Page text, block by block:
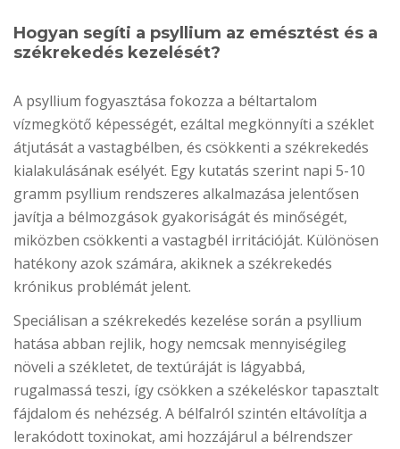
Hogyan segíti a psyllium az emésztést és a
székrekedés kezelését?
A psyllium fogyasztása fokozza a béltartalom
vízmegkötő képességét, ezáltal megkönnyíti a széklet
átjutását a vastagbélben, és csökkenti a székrekedés
kialakulásának esélyét. Egy kutatás szerint napi 5-10
gramm psyllium rendszeres alkalmazása jelentősen
javítja a bélmozgások gyakoriságát és minőségét,
miközben csökkenti a vastagbél irritációját. Különösen
hatékony azok számára, akiknek a székrekedés
krónikus problémát jelent.
Speciálisan a székrekedés kezelése során a psyllium
hatása abban rejlik, hogy nemcsak mennyiségileg
növeli a székletet, de textúráját is lágyabbá,
rugalmassá teszi, így csökken a székeléskor tapasztalt
fájdalom és nehézség. A bélfalról szintén eltávolítja a
lerakódott toxinokat, ami hozzájárul a bélrendszer